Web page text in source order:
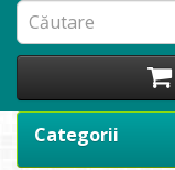
Categorii